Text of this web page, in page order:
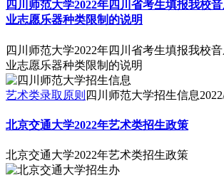
四川师范大学2022年四川省考生填报我校
业志愿乐器种类限制的说明
四川师范大学2022年四川省考生填报我校
业志愿乐器种类限制的说明
艺术类录取原则 四川师范大学招生信息
北京交通大学2022年艺术类招生政策
北京交通大学2022年艺术类招生政策